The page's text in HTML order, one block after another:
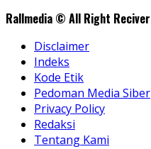
Rallmedia © All Right Reciver
Disclaimer
Indeks
Kode Etik
Pedoman Media Siber
Privacy Policy
Redaksi
Tentang Kami